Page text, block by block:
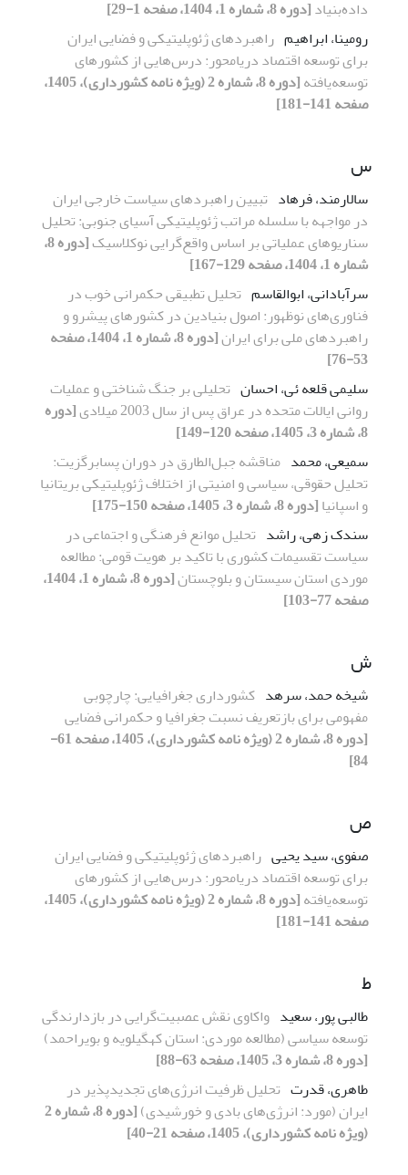
داده‌بنیاد[دوره 8، شماره 1، 1404، صفحه 1-29]
رومینا، ابراهیم راهبردهای ژئوپلیتیکی و فضایی ایران
برای توسعه اقتصاد دریامحور: درس‌هایی از کشورهای
توسعه‌یافته
[دوره 8، شماره 2 (ویژه نامه کشورداری)، 1405،
صفحه 141-181]
س
سالارمند، فرهاد تبیین راهبردهای سیاست خارجی ایران
در مواجهه با سلسله ‌مراتب ژئوپلیتیکی آسیای جنوبی: تحلیل
سناریوهای عملیاتی بر اساس واقع‌گرایی نوکلاسیک
[دوره 8،
شماره 1، 1404، صفحه 129-167]
سرآبادانی، ابوالقاسم تحلیل تطبیقی حکمرانی خوب در
فناوری‌های نوظهور: اصول بنیادین در کشورهای پیشرو و
راهبردهای ملی برای ایران
[دوره 8، شماره 1، 1404، صفحه
53-76]
سلیمی قلعه ئی، احسان تحلیلی بر جنگ شناختی و عملیات
روانی ایالات متحده در عراق پس از سال 2003 میلادی
[دوره
8، شماره 3، 1405، صفحه 120-149]
سمیعی، محمد مناقشه جبل‌الطارق در دوران پسابرگزیت:
تحلیل حقوقی، سیاسی و امنیتی از اختلاف ژئوپلیتیکی بریتانیا
و اسپانیا[دوره 8، شماره 3، 1405، صفحه 150-175]
سندک زهی، راشد تحلیل موانع فرهنگی و اجتماعی در
سیاست تقسیمات کشوری با تاکید بر هویت قومی: مطالعه
موردی استان سیستان و بلوچستان
[دوره 8، شماره 1، 1404،
صفحه 77-103]
ش
شیخه حمد، سرهد کشورداری جغرافیایی: چارچوبی
مفهومی برای بازتعریف نسبت جغرافیا و حکمرانی فضایی
[دوره 8، شماره 2 (ویژه نامه کشورداری)، 1405، صفحه 61-
84]
ص
صفوی، سید یحیی راهبردهای ژئوپلیتیکی و فضایی ایران
برای توسعه اقتصاد دریامحور: درس‌هایی از کشورهای
توسعه‌یافته
[دوره 8، شماره 2 (ویژه نامه کشورداری)، 1405،
صفحه 141-181]
ط
طالبی پور، سعید واکاوی نقش عصبیت‌گرایی در بازدارندگی
توسعه سیاسی(مطالعه موردی: استان کهگیلویه و بویراحمد)
[دوره 8، شماره 3، 1405، صفحه 63-88]
طاهری، قدرت تحلیل ظرفیت انرژی­‌های تجدیدپذیر در
ایران (مورد: انرژی‌های بادی و خورشیدی)
[دوره 8، شماره 2
(ویژه نامه کشورداری)، 1405، صفحه 21-40]